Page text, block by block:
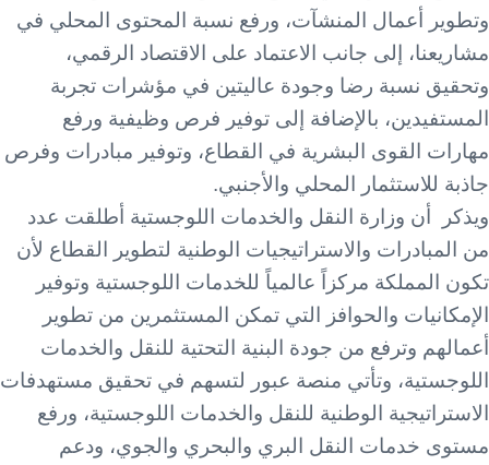
وتطوير أعمال المنشآت، ورفع نسبة المحتوى المحلي في
مشاريعنا، إلى جانب الاعتماد على الاقتصاد الرقمي،
وتحقيق نسبة رضا وجودة عاليتين في مؤشرات تجربة
المستفيدين، بالإضافة إلى توفير فرص وظيفية ورفع
مهارات القوى البشرية في القطاع، وتوفير مبادرات وفرص
جاذبة للاستثمار المحلي والأجنبي.
ويذكر أن وزارة النقل والخدمات اللوجستية أطلقت عدد
من المبادرات والاستراتيجيات الوطنية لتطوير القطاع لأن
تكون المملكة مركزاً عالمياً للخدمات اللوجستية وتوفير
الإمكانيات والحوافز التي تمكن المستثمرين من تطوير
أعمالهم وترفع من جودة البنية التحتية للنقل والخدمات
اللوجستية، وتأتي منصة عبور لتسهم في تحقيق مستهدفات
الاستراتيجية الوطنية للنقل والخدمات اللوجستية، ورفع
مستوى خدمات النقل البري والبحري والجوي، ودعم